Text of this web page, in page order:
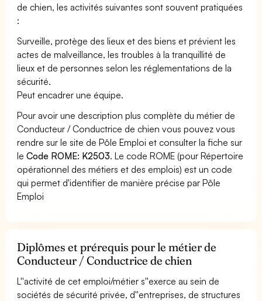
de chien, les activités suivantes sont souvent pratiquées
:
Surveille, protège des lieux et des biens et prévient les
actes de malveillance, les troubles à la tranquillité de
lieux et de personnes selon les réglementations de la
sécurité.
Peut encadrer une équipe.
Pour avoir une description plus complète du métier de
Conducteur / Conductrice de chien vous pouvez vous
rendre sur le site de Pôle Emploi et consulter la fiche sur
leCode ROME: K2503. Le code ROME (pour Répertoire
opérationnel des métiers et des emplois) est un code
qui permet d'identifier de manière précise par Pôle
Emploi
Diplômes et prérequis pour le métier de
Conducteur / Conductrice de chien
L''activité de cet emploi/métier s''exerce au sein de
sociétés de sécurité privée, d''entreprises, de structures